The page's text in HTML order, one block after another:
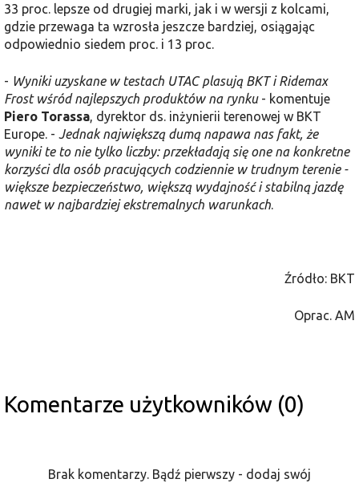
33 proc. lepsze od drugiej marki, jak i w wersji z kolcami,
gdzie przewaga ta wzrosła jeszcze bardziej, osiągając
odpowiednio siedem proc. i 13 proc.
- Wyniki uzyskane w testach UTAC plasują BKT i Ridemax
Frost wśród najlepszych produktów na rynku- komentuje
Piero Torassa, dyrektor ds. inżynierii terenowej w BKT
Europe. - Jednak największą dumą napawa nas fakt, że
wyniki te to nie tylko liczby: przekładają się one na konkretne
korzyści dla osób pracujących codziennie w trudnym terenie -
większe bezpieczeństwo, większą wydajność i stabilną jazdę
nawet w najbardziej ekstremalnych warunkach.
Źródło: BKT
Oprac. AM
Komentarze użytkowników (0)
Brak komentarzy. Bądź pierwszy - dodaj swój